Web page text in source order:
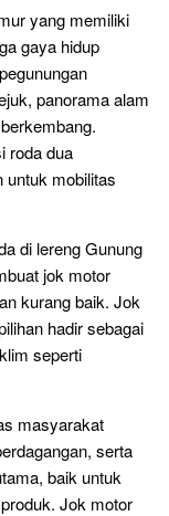
yang memiliki
gaya hidup
panorama alam
roda dua
untuk mobilitas
di lereng Gunung
jok motor
kurang baik. Jok
hadir sebagai
seperti
masyarakat
serta
baik untuk
Jok motor